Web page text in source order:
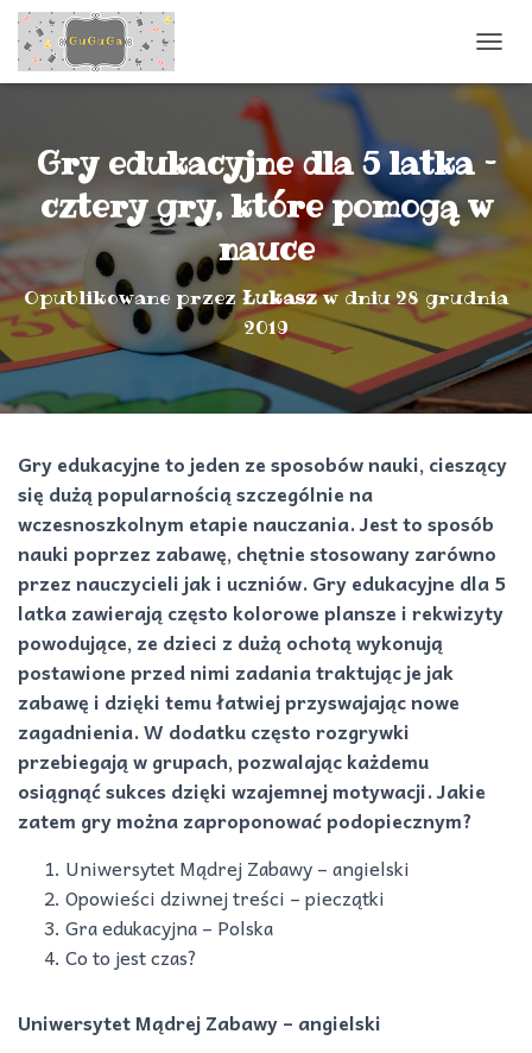
R
Z
C
Z
N
W
I
G
A
C
J
Ę
Gry edukacyjne dla 5 latka –
cztery gry, które pomogą w
nauce
Opublikowane przezŁukaszw dniu28 grudnia
2019
Gry edukacyjne to jeden ze sposobów nauki, cieszący
się dużą popularnością szczególnie na
wczesnoszkolnym etapie nauczania. Jest to sposób
nauki poprzez zabawę, chętnie stosowany zarówno
przez nauczycieli jak i uczniów. Gry edukacyjne dla 5
latka zawierają często kolorowe plansze i rekwizyty
powodujące, ze dzieci z dużą ochotą wykonują
postawione przed nimi zadania traktując je jak
zabawę i dzięki temu łatwiej przyswajając nowe
zagadnienia. W dodatku często rozgrywki
przebiegają w grupach, pozwalając każdemu
osiągnąć sukces dzięki wzajemnej motywacji. Jakie
zatem gry można zaproponować podopiecznym?
Uniwersytet Mądrej Zabawy – angielski
Opowieści dziwnej treści – pieczątki
Gra edukacyjna – Polska
Co to jest czas?
Uniwersytet Mądrej Zabawy – angielski